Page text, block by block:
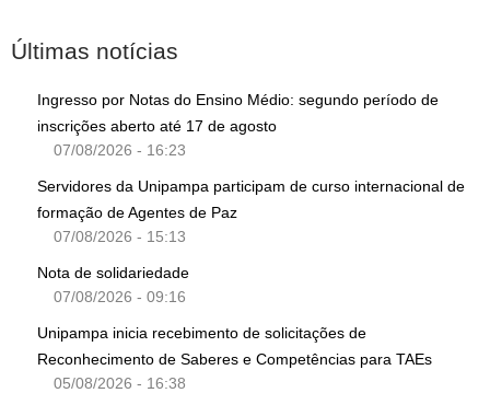
Últimas notícias
Ingresso por Notas do Ensino Médio: segundo período de
inscrições aberto até 17 de agosto
07/08/2026 - 16:23
Servidores da Unipampa participam de curso internacional de
formação de Agentes de Paz
07/08/2026 - 15:13
Nota de solidariedade
07/08/2026 - 09:16
Unipampa inicia recebimento de solicitações de
Reconhecimento de Saberes e Competências para TAEs
05/08/2026 - 16:38